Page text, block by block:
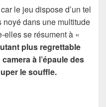
le jeu dispose d’un tel
noyé dans une multitude
elles se résument à «
plus regrettable
à l’épaule des
le souffle.